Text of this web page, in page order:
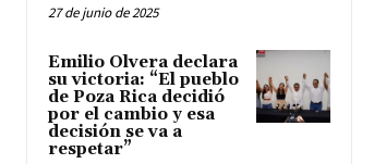
27 de junio de 2025
Emilio Olvera declara
su victoria: “El pueblo
de Poza Rica decidió
por el cambio y esa
decisión se va a
respetar”